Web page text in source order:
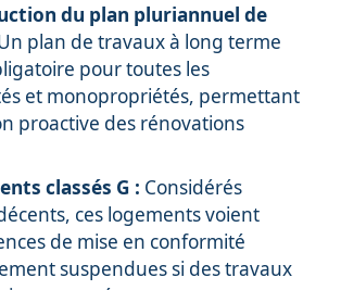
du plan pluriannuel de
plan de travaux à long terme
pour toutes les
et monopropriétés, permettant
proactive des rénovations
classés G : Considérés
ces logements voient
de mise en conformité
suspendues si des travaux